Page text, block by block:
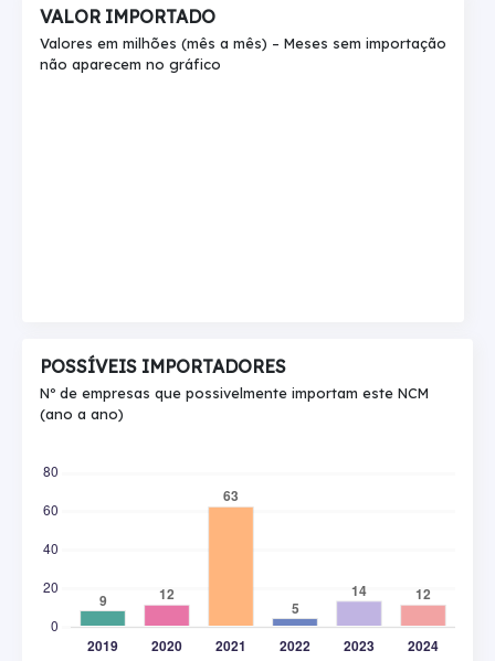
VALOR IMPORTADO
Valores em milhões (mês a mês) – Meses sem importação
não aparecem no gráfico
POSSÍVEIS IMPORTADORES
Nº de empresas que possivelmente importam este NCM
(ano a ano)